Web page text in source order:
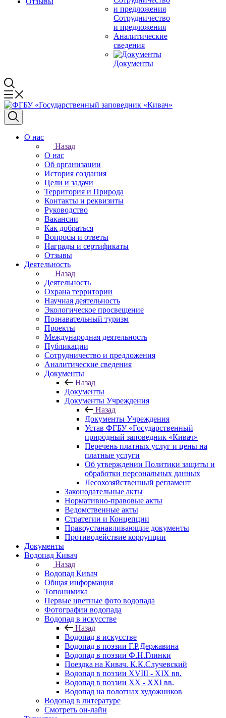
Сотрудничество
и предложения
Аналитические
сведения
Документы
О нас
Назад
О нас
Об организации
История создания
Цели и задачи
Территория и Природа
Контакты и реквизиты
Руководство
Вакансии
Как добраться
Вопросы и ответы
Награды и сертификаты
Отзывы
Деятельность
Назад
Деятельность
Охрана территории
Научная деятельность
Экологическое просвещение
Познавательный туризм
Проекты
Международная деятельность
Публикации
Сотрудничество и предложения
Аналитические сведения
Документы
Назад
Документы
Документы Учреждения
Назад
Документы Учреждения
Устав ФГБУ «Государственный
природный заповедник «Кивач»
Перечень платных услуг и цены на
платные услуги
Об утверждении Политики защиты и
обработки персональных данных
Лесохозяйственный регламент
Законодательные акты
Нормативно-правовые акты
Ведомственные акты
Стратегии и Концепции
Правоустанавливающие документы
Противодействие коррупции
Документы
Водопад Кивач
Назад
Водопад Кивач
Общая информация
Топонимика
Первые цветные фото водопада
Фотографии водопада
Водопад в искусстве
Назад
Водопад в искусстве
Водопад в поэзии Г.Р.Державина
Водопад в поэзии Ф.Н.Глинки
Поездка на Кивач. К.К.Случевский
Водопад в поэзии XVIII - XIX вв.
Водопад в поэзии XX - XXI вв.
Водопад на полотнах художников
Водопад в литературе
Смотреть он-лайн